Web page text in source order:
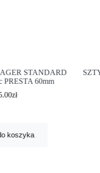
STANDARD
PRESTA 60mm
zł
koszyka